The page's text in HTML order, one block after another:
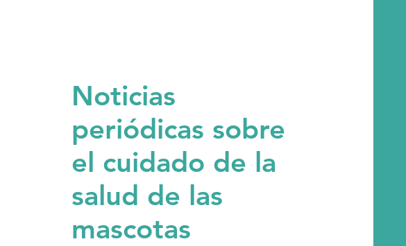
Noticias
periódicas sobre
el cuidado de la
salud de las
mascotas